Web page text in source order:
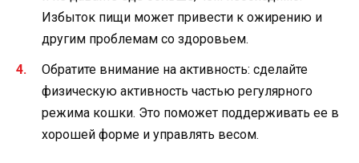
Избыток пищи может привести к ожирению и
другим проблемам со здоровьем.
Обратите внимание на активность: сделайте
физическую активность частью регулярного
режима кошки. Это поможет поддерживать ее в
хорошей форме и управлять весом.